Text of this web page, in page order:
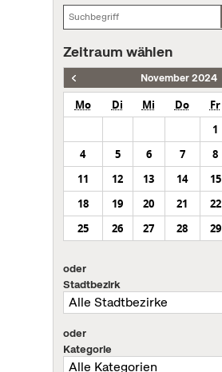
Zeitraum wählen
November 2024
Mo Di Mi Do Fr
1
4
5 6 7 8
11
12 13 14 15
18
19 20 21 22
25
26 27 28 29
oder
Stadtbezirk
oder
Kategorie